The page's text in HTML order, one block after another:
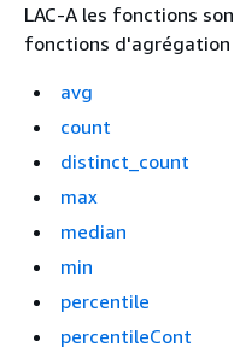
LAC-A les fonctions
fonctions d'agrégation
avg
count
distinct_count
max
median
min
percentile
percentileCont